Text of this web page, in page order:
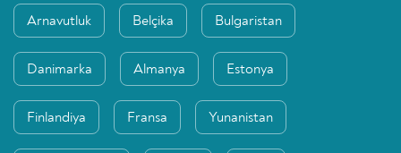
Arnavutluk Belçika Bulgaristan
Danimarka Almanya Estonya
Finlandiya Fransa Yunanistan